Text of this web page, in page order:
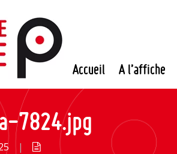
Accueil A l’affiche
7824.jpg
|